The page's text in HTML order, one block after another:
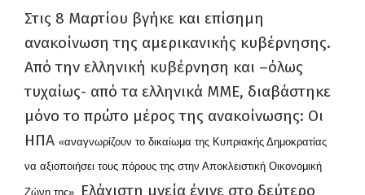
Στις 8 Μαρτίου βγήκε και επίσημη
ανακοίνωση της αμερικανικής κυβέρνησης.
Από την ελληνική κυβέρνηση και –όλως
τυχαίως- από τα ελληνικά ΜΜΕ, διαβάστηκε
μόνο το πρώτο μέρος της ανακοίνωσης: Οι
ΗΠΑ «αναγνωρίζουν το δικαίωμα της Κυπριακής Δημοκρατίας
να αξιοποιήσει τους πόρους της στην Αποκλειστική Οικονομική
Ζώνη της». Ελάχιστη μνεία έγινε στο δεύτερο